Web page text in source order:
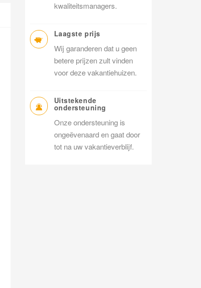
kwaliteitsmanagers.
Laagste prijs
Wij garanderen dat u geen
betere prijzen zult vinden
voor deze vakantiehuizen.
Uitstekende
ondersteuning
Onze ondersteuning is
ongeëvenaard en gaat door
tot na uw vakantieverblijf.